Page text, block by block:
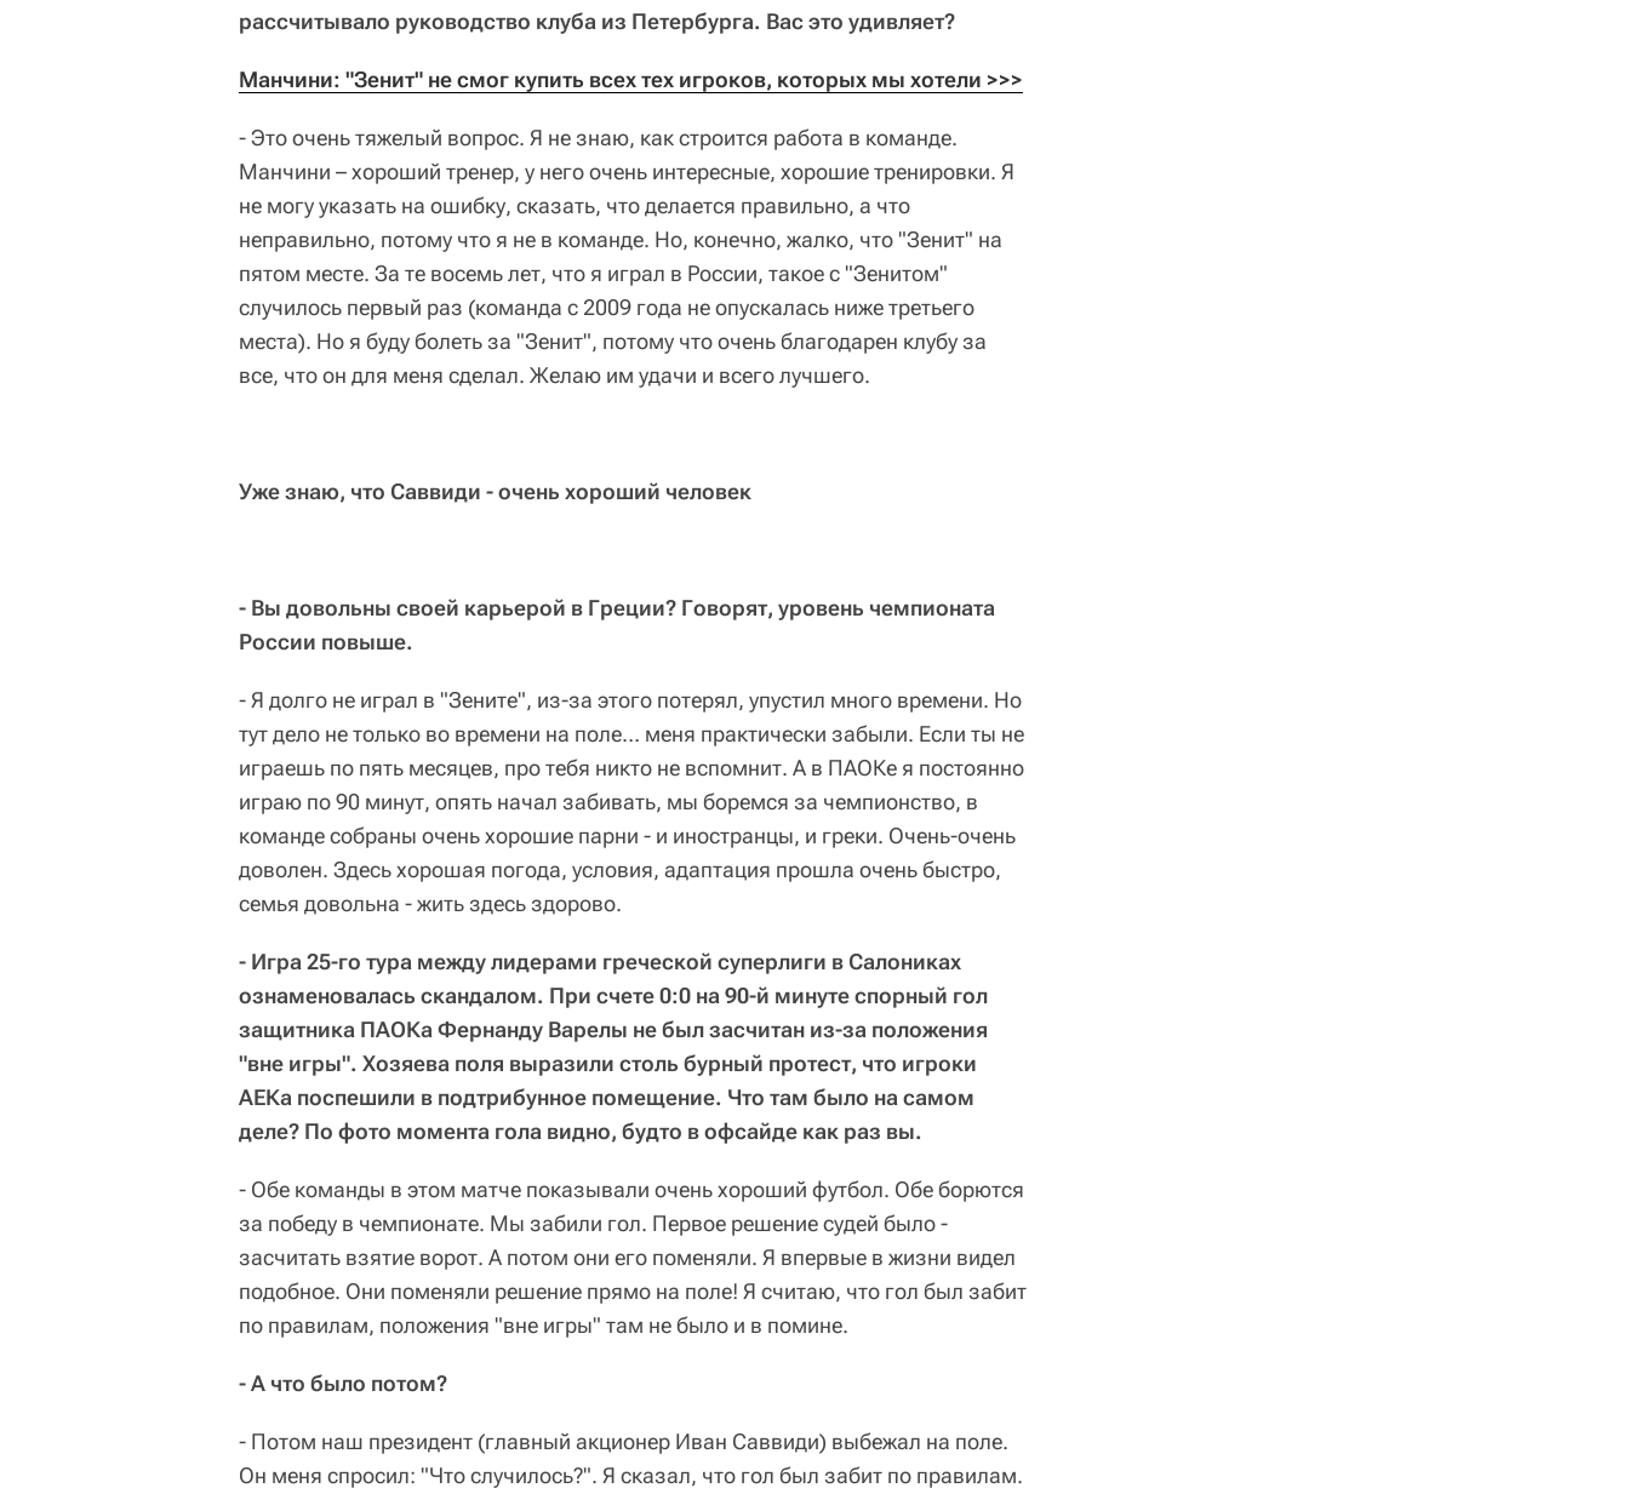
рассчитывало руководство клуба из Петербурга. Вас это удивляет?
Манчини: "Зенит" не смог купить всех тех игроков, которых мы хотели >>>
- Это очень тяжелый вопрос. Я не знаю, как строится работа в команде.
Манчини – хороший тренер, у него очень интересные, хорошие тренировки. Я
не могу указать на ошибку, сказать, что делается правильно, а что
неправильно, потому что я не в команде. Но, конечно, жалко, что "Зенит" на
пятом месте. За те восемь лет, что я играл в России, такое с "Зенитом"
случилось первый раз (команда с 2009 года не опускалась ниже третьего
места). Но я буду болеть за "Зенит", потому что очень благодарен клубу за
все, что он для меня сделал. Желаю им удачи и всего лучшего.
Уже знаю, что Саввиди - очень хороший человек
- Вы довольны своей карьерой в Греции? Говорят, уровень чемпионата
России повыше.
- Я долго не играл в "Зените", из-за этого потерял, упустил много времени. Но
тут дело не только во времени на поле… меня практически забыли. Если ты не
играешь по пять месяцев, про тебя никто не вспомнит. А в ПАОКе я постоянно
играю по 90 минут, опять начал забивать, мы боремся за чемпионство, в
команде собраны очень хорошие парни - и иностранцы, и греки. Очень-очень
доволен. Здесь хорошая погода, условия, адаптация прошла очень быстро,
семья довольна - жить здесь здорово.
- Игра 25-го тура между лидерами греческой суперлиги в Салониках
ознаменовалась скандалом. При счете 0:0 на 90-й минуте спорный гол
защитника ПАОКа Фернанду Варелы не был засчитан из-за положения
"вне игры". Хозяева поля выразили столь бурный протест, что игроки
АЕКа поспешили в подтрибунное помещение. Что там было на самом
деле? По фото момента гола видно, будто в офсайде как раз вы.
- Обе команды в этом матче показывали очень хороший футбол. Обе борются
за победу в чемпионате. Мы забили гол. Первое решение судей было -
засчитать взятие ворот. А потом они его поменяли. Я впервые в жизни видел
подобное. Они поменяли решение прямо на поле! Я считаю, что гол был забит
по правилам, положения "вне игры" там не было и в помине.
- А что было потом?
- Потом наш президент (главный акционер Иван Саввиди) выбежал на поле.
Он меня спросил: "Что случилось?". Я сказал, что гол был забит по правилам.